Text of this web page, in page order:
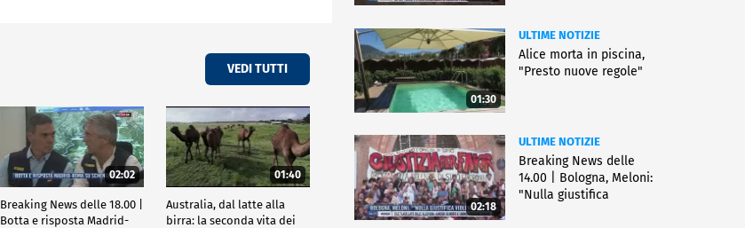
VEDI TUTTI
02:02
Breaking News delle 18.00 |
Botta e risposta Madrid-
01:40
Australia, dal latte alla
birra: la seconda vita dei
01:30
ULTIME NOTIZIE
Alice morta in piscina,
"Presto nuove regole"
02:18
ULTIME NOTIZIE
Breaking News delle
14.00 | Bologna, Meloni:
"Nulla giustifica